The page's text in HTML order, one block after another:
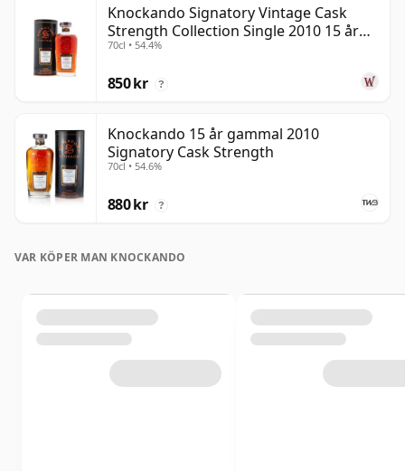
Knockando Signatory Vintage Cask
Strength Collection Single 2010 15 år
gammal
70cl • 54.4%
850 kr ?
Knockando 15 år gammal 2010
Signatory Cask Strength
70cl • 54.6%
880 kr ?
VAR KÖPER MAN KNOCKANDO